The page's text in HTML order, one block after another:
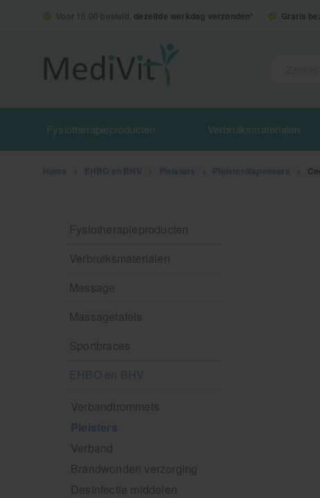
Voor 15.00 besteld, dezelfde werkdag verzonden* Gratis
Fysiotherapieproducten Verbruiksmaterialen
Home EHBO en BHV Pleisters Pleisterdispensers
Fysiotherapieproducten
Verbruiksmaterialen
Massage
Massagetafels
Sportbraces
EHBO en BHV
Verbandtrommels
Pleisters
Verband
Brandwonden verzorging
Desinfectie middelen